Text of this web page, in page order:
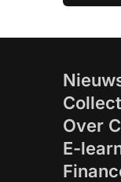
Over
E-